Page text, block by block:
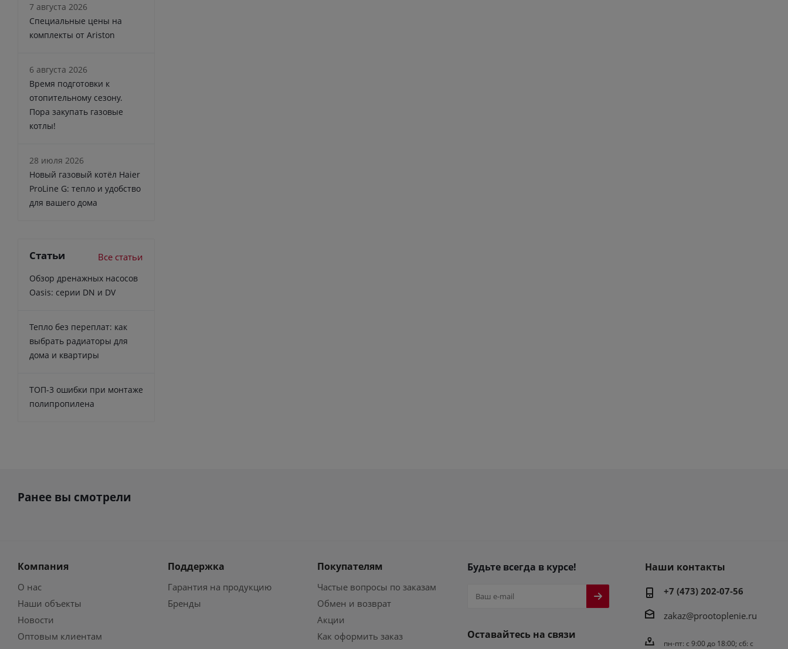
7 августа 2026
Специальные цены на
комплекты от Ariston
6 августа 2026
Время подготовки к
отопительному сезону.
Пора закупать газовые
котлы!
28 июля 2026
Новый газовый котёл Haier
ProLine G: тепло и удобство
для вашего дома
Статьи Все статьи
Обзор дренажных насосов
Oasis: серии DN и DV
Тепло без переплат: как
выбрать радиаторы для
дома и квартиры
ТОП-3 ошибки при монтаже
полипропилена
Ранее вы смотрели
Компания
О нас
Наши объекты
Новости
Оптовым клиентам
Поддержка
Гарантия на продукцию
Бренды
Покупателям
Частые вопросы по заказам
Обмен и возврат
Акции
Как оформить заказ
Будьте всегда в курсе!
Оставайтесь на связи
Наши контакты
+7 (473) 202-07-56
zakaz@prootoplenie.ru
пн-пт: c 9:00 до 18:00; сб: с